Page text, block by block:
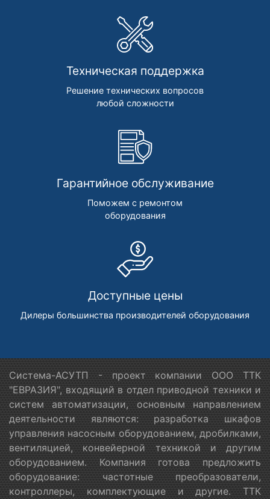
Техническая поддержка
Решение технических вопросов
любой сложности
Гарантийное обслуживание
Поможем с ремонтом
оборудования
Доступные цены
Дилеры большинства производителей оборудования
Система-АСУТП - проект компании ООО ТТК
"ЕВРАЗИЯ", входящий в отдел приводной техники и
систем автоматизации, основным направлением
деятельности являются: разработка шкафов
управления насосным оборудованием, дробилками,
вентиляцией, конвейерной техникой и другим
оборудованием. Компания готова предложить
оборудование: частотные преобразователи,
контроллеры, комплектующие и другие. ТТК